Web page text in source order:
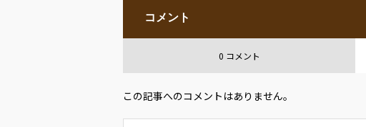
コメント
0 コメント
この記事へのコメントはありません。